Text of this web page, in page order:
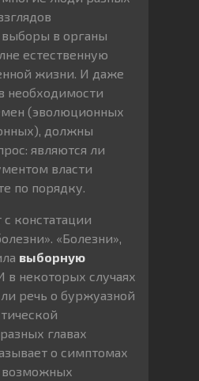
в органы
естественную
жизни. И даже
необходимости
(эволюционных
должны
являются ли
власти
по порядку.
с констатации
«Болезни»,
выборную
в некоторых случаях
речь о буржуазной
главах
о симптомах
возможных